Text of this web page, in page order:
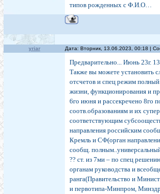
типов рожденных с Ф.И.О…
yriar Дата: Вторник, 13.06.2023, 00:18 |
Предварительно... Июнь 23г.
Также вы можете установить
отсчетов и спец режим полный
жизни, функционирования и
6го июня и рассекречено 8го
соотв.образованиям и их
соответствующим
направления российским
Кремль и СФ(орган
сообщ.
?? ст. из 7ми – по спец
органам руководства и
ранга(Правительство и
и первотипа-Минпром,